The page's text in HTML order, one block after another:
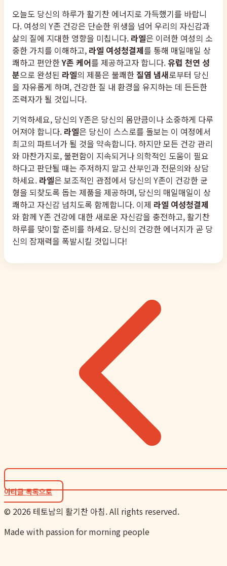
오늘도 당신의 하루가 활기찬 에너지로 가득했기를 바랍니
다. 여성의 Y존 건강은 단순한 위생을 넘어 우리의 자신감과
삶의 질에 지대한 영향을 미칩니다. 라엘은 이러한 여성의 소
중한 가치를 이해하고, 라엘 여성청결제를 통해 매일매일 상
쾌하고 편안한Y존 케어를 제공하고자 합니다.유럽 천연 성
분으로 완성된 라엘의 제품은 불쾌한 질염 냄새로부터 당신
을 자유롭게 하며, 건강한 질 내 환경을 유지하는 데 든든한
조력자가 될 것입니다.
기억하세요, 당신의 Y존은 당신의 몸만큼이나 소중하게 다루
어져야 합니다. 라엘은 당신이 스스로를 돌보는 이 여정에서
최고의 파트너가 될 것을 약속합니다. 하지만 모든 건강 관리
와 마찬가지로, 불편함이 지속되거나 의학적인 도움이 필요
하다고 판단될 때는 주저하지 말고 산부인과 전문의와 상담
하세요. 라엘은 보조적인 관점에서 당신의 Y존이 건강한 균
형을 되찾도록 돕는 제품을 제공하며, 당신의 매일매일이 상
쾌하고 자신감 넘치도록 함께합니다. 이제 라엘 여성청결제
와 함께 Y존 건강에 대한 새로운 자신감을 충전하고, 활기찬
하루를 맞이할 준비를 하세요. 당신의 건강한 에너지가 곧 당
신의 잠재력을 폭발시킬 것입니다!
아티클 목록으로
© 2026 테토남의 활기찬 아침. All rights reserved.
Made with passion for morning people